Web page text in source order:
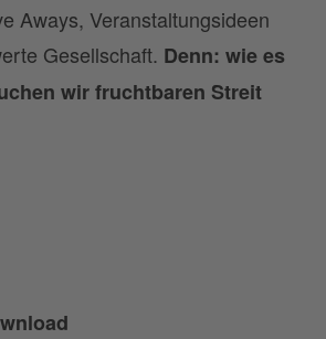
Aways, Veranstaltungsideen
Gesellschaft. Denn: wie es
wir fruchtbaren Streit